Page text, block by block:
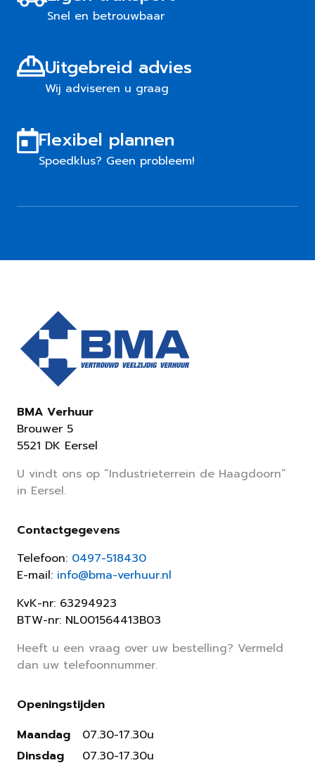
Snel en betrouwbaar
Uitgebreid advies
Wij adviseren u graag
Flexibel plannen
Spoedklus? Geen probleem!
BMA Verhuur
Brouwer 5
5521 DK Eersel
U vindt ons op “Industrieterrein de Haagdoorn”
in Eersel.
Contactgegevens
Telefoon: 0497-518430
E-mail: info@bma-verhuur.nl
KvK-nr: 63294923
BTW-nr: NL001564413B03
Heeft u een vraag over uw bestelling? Vermeld
dan uw telefoonnummer.
Openingstijden
Maandag
Dinsdag
07.30-17.30u
07.30-17.30u